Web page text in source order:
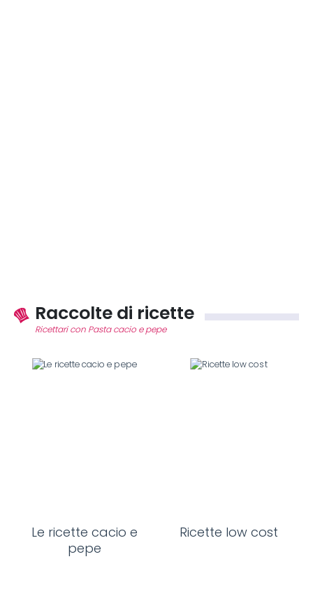
Raccolte di ricette
Ricettari con Pasta cacio e pepe
Le ricette cacio e
pepe
Ricette low cost